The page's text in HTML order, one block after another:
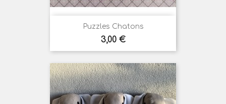
Puzzles Chatons
Prix
3,00 €